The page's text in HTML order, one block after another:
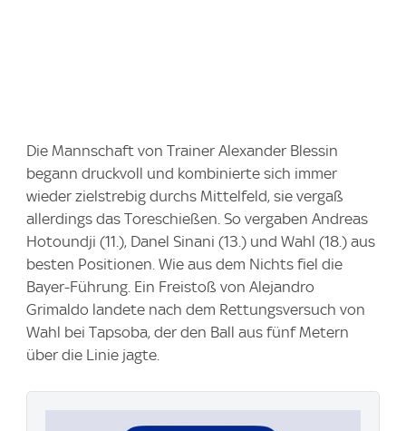
Die Mannschaft von Trainer Alexander Blessin
begann druckvoll und kombinierte sich immer
wieder zielstrebig durchs Mittelfeld, sie vergaß
allerdings das Toreschießen. So vergaben Andreas
Hotoundji (11.), Danel Sinani (13.) und Wahl (18.) aus
besten Positionen. Wie aus dem Nichts fiel die
Bayer-Führung. Ein Freistoß von Alejandro
Grimaldo landete nach dem Rettungsversuch von
Wahl bei Tapsoba, der den Ball aus fünf Metern
über die Linie jagte.